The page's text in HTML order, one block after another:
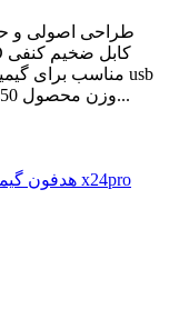
طراحی اصولی و
وزن محصول 450 گرم امپدانس 20000 هرتز حساسیت 105...